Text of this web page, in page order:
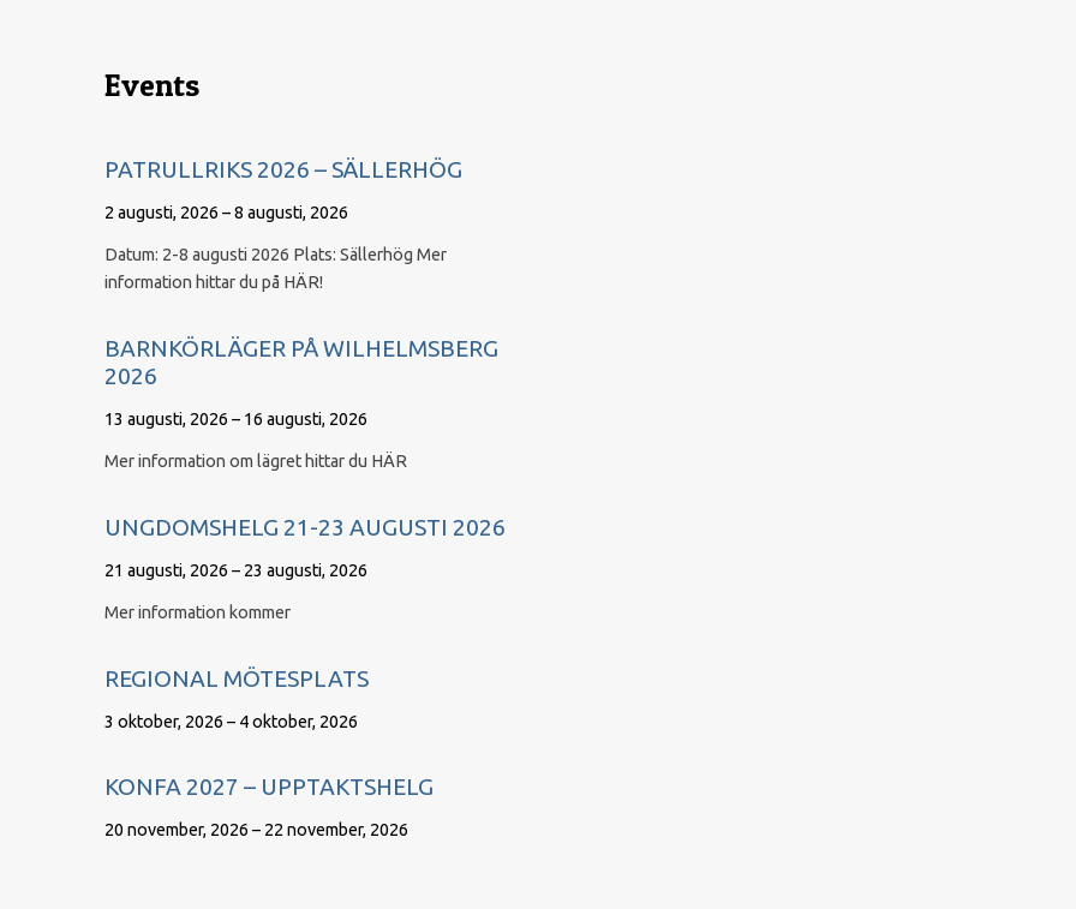
Events
PATRULLRIKS 2026 – SÄLLERHÖG
2 augusti, 2026 – 8 augusti, 2026
Datum: 2-8 augusti 2026 Plats: Sällerhög Mer
information hittar du på HÄR!
BARNKÖRLÄGER PÅ WILHELMSBERG
2026
13 augusti, 2026 – 16 augusti, 2026
Mer information om lägret hittar du HÄR
UNGDOMSHELG 21-23 AUGUSTI 2026
21 augusti, 2026 – 23 augusti, 2026
Mer information kommer
REGIONAL MÖTESPLATS
3 oktober, 2026 – 4 oktober, 2026
KONFA 2027 – UPPTAKTSHELG
20 november, 2026 – 22 november, 2026